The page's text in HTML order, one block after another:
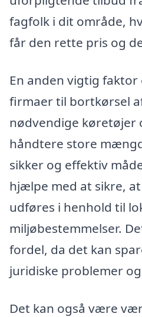
fagfolk i dit område,
får den rette pris og
En anden vigtig
firmaer til bortkørsel
nødvendige køretøjer
håndtere store
sikker og effektiv
hjælpe med at sikre,
udføres i henhold til
miljøbestemmelser.
fordel, da det kan
juridiske problemer
Det kan også være